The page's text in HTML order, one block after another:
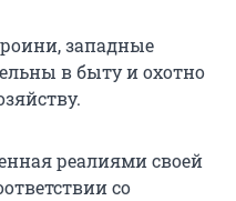
западные
в быту и охотно
реалиями своей
со